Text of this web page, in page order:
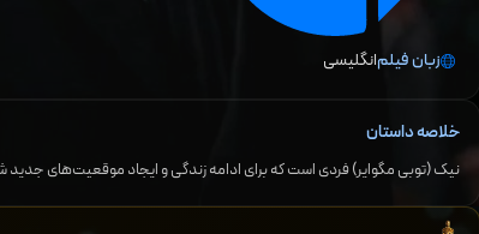
زبان فیلمانگلیسی
خلاصه داستان
نیک (توبی مگوایر) فردی است که برای ادامه زندگی و ایجاد موقعیت‌های جدید